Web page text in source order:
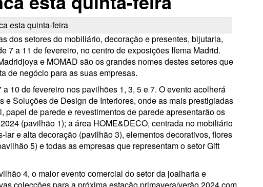
dos setores do mobiliário, decoração e presentes, bijutaria,
7 a 11 de fevereiro, no centro de exposições Ifema Madrid.
e MOMAD são os grandes nomes destes setores que
de negócio para as suas empresas.
10 de fevereiro nos pavilhões 1, 3, 5 e 7. O evento acolherá
e Soluções de Design de Interiores, onde as mais prestigiadas
papel de parede e revestimentos de parede apresentarão os
(pavilhão 1); a área HOME&DECO, centrada no mobiliário
lar e alta decoração (pavilhão 3), elementos decorativos, flores
5) e todas as empresas que representam o setor Gift
4, o maior evento comercial do setor da joalharia e